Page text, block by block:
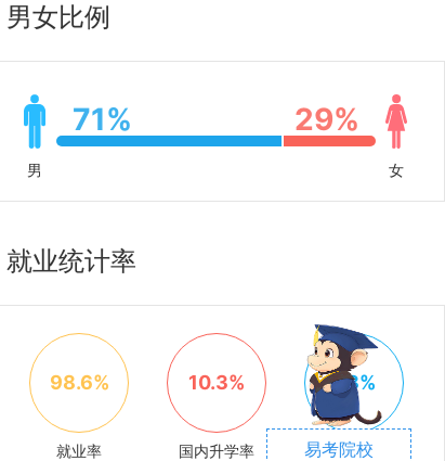
男女比例
男
71% 29%
女
就业统计率
98.6%
就业率
10.3%
国内升学率
1.8%
出国率
易考院校